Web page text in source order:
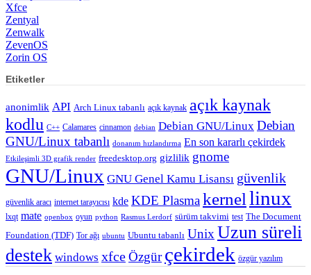
Xfce
Zentyal
Zenwalk
ZevenOS
Zorin OS
Etiketler
anonimlik API Arch Linux tabanlı açık kaynak açık kaynak
kodlu C++ Calamares cinnamon debian Debian GNU/Linux Debian
GNU/Linux tabanlı donanım hızlandırma En son kararlı çekirdek
Etkileşimli 3D grafik render freedesktop.org gizlilik gnome
GNU/Linux GNU Genel Kamu Lisansı güvenlik
güvenlik aracı internet tarayıcısı kde KDE Plasmakernel linux
lxqt mate openbox oyun python Rasmus Lerdorf sürüm takvimi test The Document
Foundation (TDF) Tor ağı ubuntu Ubuntu tabanlı Unix Uzun süreli
destek windows xfceÖzgür çekirdek özgür yazılım